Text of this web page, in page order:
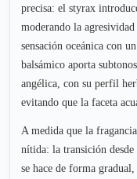
precisa: el styrax
moderando la
sensación oceánica con
balsámico aporta
angélica, con su perfil
evitando que la faceta
A medida que la
nítida: la transición desde
se hace de forma